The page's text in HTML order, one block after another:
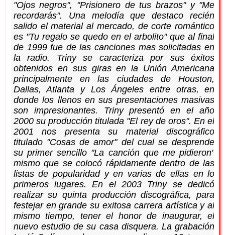
"Ojos negros", "Prisionero de tus brazos" y "Me
recordarás". Una melodía que destaco recién
salido el material al mercado, de corte romántico
es "Tu regalo se quedo en el arbolito" que al final
de 1999 fue de las canciones mas solicitadas en
la radio. Triny se caracteriza por sus éxitos
obtenidos en sus giras en la Unión Americana
principalmente en las ciudades de Houston,
Dallas, Atlanta y Los Ángeles entre otras, en
donde los llenos en sus presentaciones masivas
son impresionantes. Triny presentó en el año
2000 su producción titulada "El rey de oros". En el
2001 nos presenta su material discográfico
titulado "Cosas de amor" del cual se desprende
su primer sencillo "La canción que me pidieron"
mismo que se colocó rápidamente dentro de las
listas de popularidad y en varias de ellas en lo
primeros lugares. En el 2003 Triny se dedicó
realizar su quinta producción discográfica, para
festejar en grande su exitosa carrera artística y al
mismo tiempo, tener el honor de inaugurar, el
nuevo estudio de su casa disquera. La grabación